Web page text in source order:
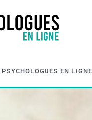
EN LIGNE